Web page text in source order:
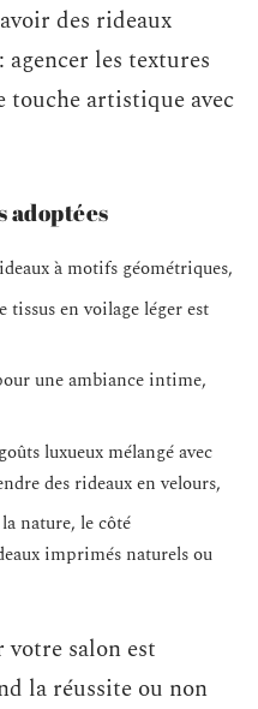
des rideaux
les textures
touche artistique avec
adoptées
à motifs géométriques,
tissus en voilage léger est
une ambiance intime,
luxueux mélangé avec
des rideaux en velours,
nature, le côté
imprimés naturels ou
salon est
la réussite ou non